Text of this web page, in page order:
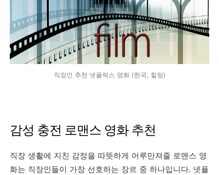
직장인 추천 넷플릭스 영화 (한국, 힐링)
감성 충전 로맨스 영화 추천
직장 생활에 지친 감정을 따뜻하게 어루만져줄 로맨스 영
화는 직장인들이 가장 선호하는 장르 중 하나입니다. 넷플